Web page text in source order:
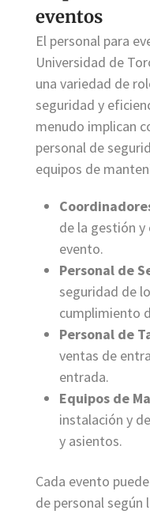
eventos
El personal para
Universidad de
una variedad de
seguridad y
menudo implican
personal de
equipos de
de la gestión
evento.
Personal de
seguridad de
cumplimiento
Personal de
ventas de
entrada.
Equipos de
instalación y
y asientos.
Cada evento
de personal según